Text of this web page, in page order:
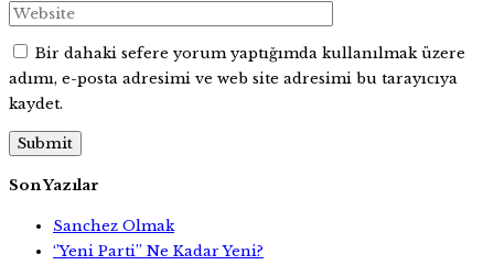
Bir dahaki sefere yorum yaptığımda kullanılmak üzere
adımı, e-posta adresimi ve web site adresimi bu tarayıcıya
kaydet.
Son Yazılar
Sanchez Olmak
‘’Yeni Parti’’ Ne Kadar Yeni?